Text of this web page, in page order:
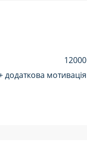
12000
додаткова мотивація